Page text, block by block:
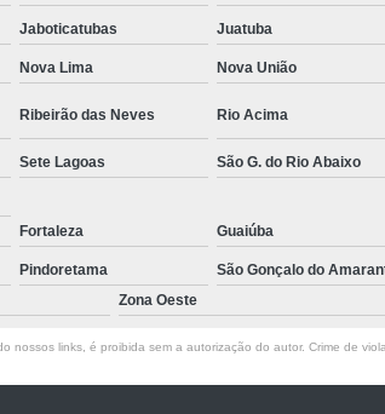
Empresa
Rastreamento para Carros
Detector
Detector de Fadiga para Motorista
Sensor de Fadiga e Distração
Sensor de Fadiga Vw
Sensor
Camera Gravadora Veicular
Cameras para Veiculos com
Gravador de Video Veicular
Jaboticatubas Juatuba
Nova Lima Nova União
Ribeirão das Neves Rio Acima
Sete Lagoas São G. do Rio Abaixo
Fortaleza Guaiúba
Pindoretama São Gonçalo do
Zona Oeste
links, é proibida sem a autorização do autor. Crime de